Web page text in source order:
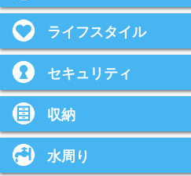
ライフスタイル
セキュリティ
収納
水周り